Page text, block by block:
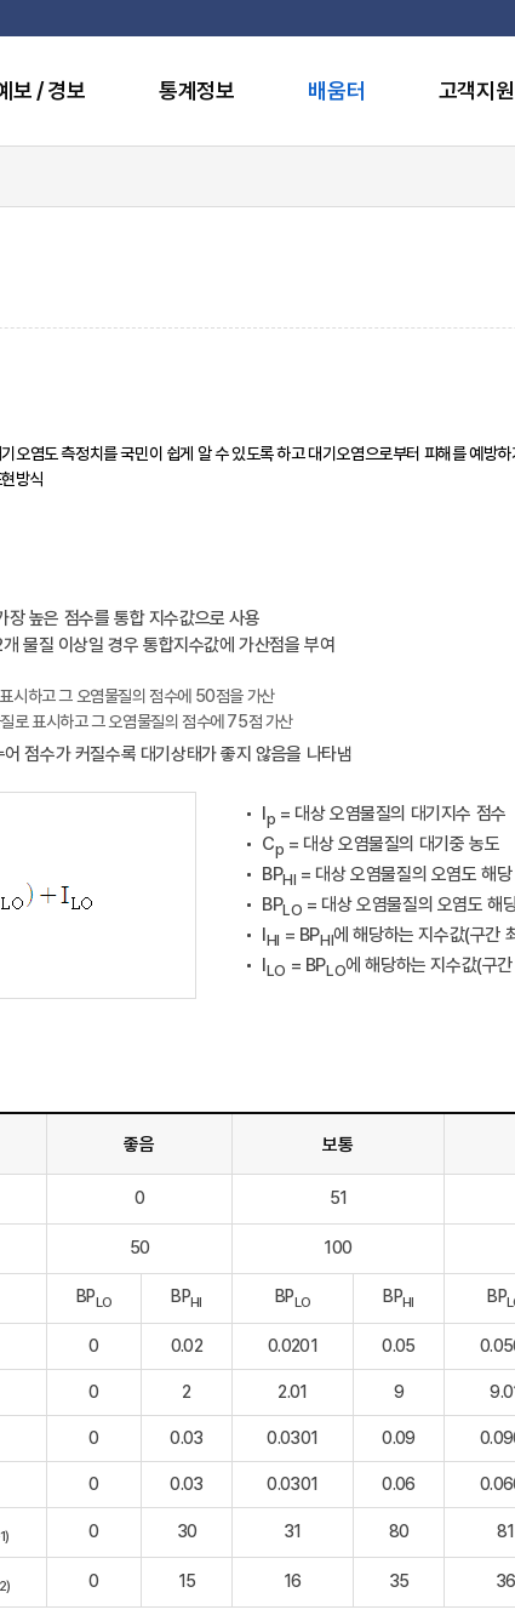
보 / 경보 통계정보 배움터 고객지원
오염도 측정치를 국민이 쉽게 알 수 있도록 하고 대기오염으로부터 피해를 예방
방식
높은 점수를 통합 지수값으로 사용
물질 이상일 경우 통합지수값에 가산점을 부여
시하고 그 오염물질의 점수에 50점을 가산
로 표시하고 그 오염물질의 점수에 75점 가산
점수가 커질수록 대기상태가 좋지 않음을 나타냄
Ip = 대상 오염물질의 대기지수 점수
Cp = 대상 오염물질의 대기중 농도
BPHI = 대상 오염물질의 오염도 해
BPLO = 대상 오염물질의 오염도 해
IHI = BPHI에 해당하는 지수값(구간
ILO = BPLO에 해당하는 지수값(구
좋음 보통
0 51
50 100
BPLO BPHI BPLO BPHI BP
0 0.02 0.0201 0.05
0 2 2.01 9
0 0.03 0.0301 0.09
0 0.03 0.0301 0.06
0 30 31 80 81
0 15 16 35 36